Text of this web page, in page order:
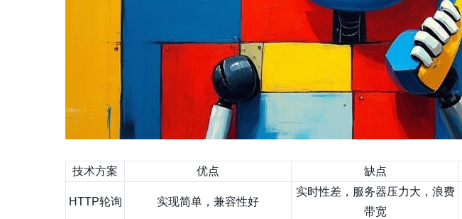
技术方案 优点 缺点
HTTP轮询 实现简单，兼容性好
实时性差，服务器压力大，浪费
带宽